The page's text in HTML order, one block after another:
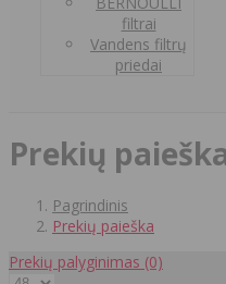
filtrai
Vandens filtrų
priedai
Prekių
Pagrindinis
Prekių paieška
Prekių palyginimas (0)